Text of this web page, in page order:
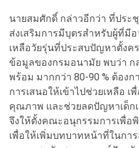
นายสมศักดิ์ กล่าวอีกว่า ที่ประ
ส่งเสริมการมีบุตรสำหรับผู้ที่มี
เหลือวัยรุ่นที่ประสบปัญหาตั้งค
ข้อมูลของกรมอนามัย พบว่า ก
พร้อม มากกว่า 80-90 % ต้อง
การเสนอให้เข้าไปช่วยเหลือ เ
คุณภาพ และช่วยลดปัญหาเด็ก
จึงให้ตั้งคณะอนุกรรมการเพื่อ
เพื่อให้เพิ่มบทบาทหน้าที่ในกา